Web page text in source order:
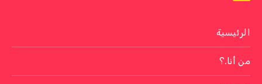
الرئيسية
من أنا.؟